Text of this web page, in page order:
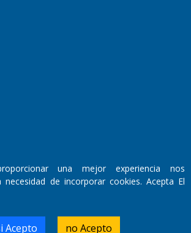
855,
una mejor experiencia nos
de incorporar cookies. Acepta El
Acepto no Acepto